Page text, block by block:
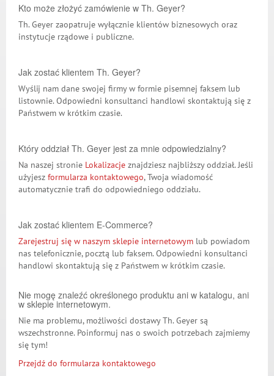
Kto może złożyć zamówienie w Th. Geyer?
Th. Geyer zaopatruje wyłącznie klientów biznesowych oraz
instytucje rządowe i publiczne.
Jak zostać klientem Th. Geyer?
Wyślij nam dane swojej firmy w formie pisemnej faksem lub
listownie. Odpowiedni konsultanci handlowi skontaktują się z
Państwem w krótkim czasie.
Który oddział Th. Geyer jest za mnie odpowiedzialny?
Na naszej stronie Lokalizacje znajdziesz najbliższy oddział. Jeśli
użyjesz formularza kontaktowego, Twoja wiadomość
automatycznie trafi do odpowiedniego oddziału.
Jak zostać klientem E-Commerce?
Zarejestruj się w naszym sklepie internetowym lub powiadom
nas telefonicznie, pocztą lub faksem. Odpowiedni konsultanci
handlowi skontaktują się z Państwem w krótkim czasie.
Nie mogę znaleźć określonego produktu ani w katalogu, ani
w sklepie internetowym.
Nie ma problemu, możliwości dostawy Th. Geyer są
wszechstronne. Poinformuj nas o swoich potrzebach zajmiemy
się tym!
Przejdź do formularza kontaktowego